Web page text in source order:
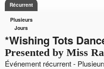
Récurrent
Plusieurs
Jours
*Wishing Tots
Presented by Miss
Événement récurrent -